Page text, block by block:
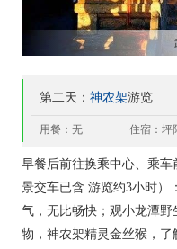
第二天： 神农架游览
用餐：无 住宿：坪
早餐后前往换乘中心、乘车
景交车已含 游览约3小时）
气，无比畅快；观小龙潭
物，神农架精灵金丝猴，